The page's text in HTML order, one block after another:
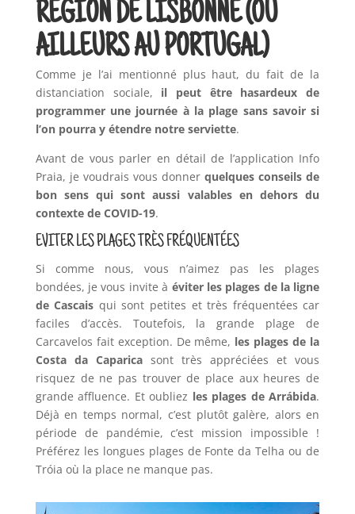
RÉGION DE LISBONNE (OU
AILLEURS AU PORTUGAL)
Comme je l’ai mentionné plus haut, du fait de la
distanciation sociale, il peut être hasardeux de
programmer une journée à la plage sans savoir si
l’on pourra y étendre notre serviette.
Avant de vous parler en détail de l’application Info
Praia, je voudrais vous donnerquelques conseils de
bon sens qui sont aussi valables en dehors du
contexte de COVID-19.
EVITER LES PLAGES TRÈS FRÉQUENTÉES
Si comme nous, vous n’aimez pas les plages
bondées, je vous invite à éviter les plages de la ligne
de Cascais qui sont petites et très fréquentées car
faciles d’accès. Toutefois, la grande plage de
Carcavelos fait exception. De même, les plages de la
Costa da Caparicasont très appréciées et vous
risquez de ne pas trouver de place aux heures de
grande affluence. Et oubliez les plages de Arrábida.
Déjà en temps normal, c’est plutôt galère, alors en
période de pandémie, c’est mission impossible !
Préférez les longues plages de Fonte da Telha ou de
Tróia où la place ne manque pas.